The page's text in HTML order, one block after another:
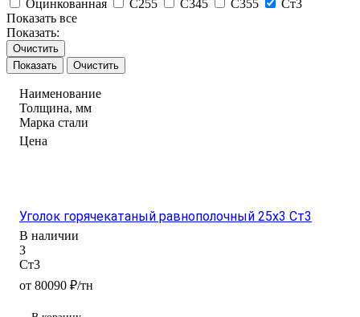
Оцинкованная
С255 С345 С355
Ст3
Показать все
Показать:
Очистить
Очистить
Наименование
Толщина, мм
Марка стали
Цена
Уголок горячекатаный равнополочный 25х3 Ст3
В наличии
3
Ст3
от 80090 ₽/тн